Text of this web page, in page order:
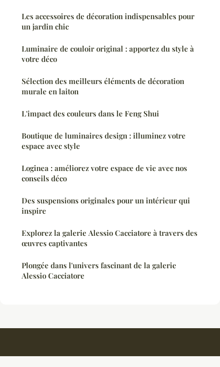
Les accessoires de décoration indispensables pour
un jardin chic
Luminaire de couloir original : apportez du style à
votre déco
Sélection des meilleurs éléments de décoration
murale en laiton
L'impact des couleurs dans le Feng Shui
Boutique de luminaires design : illuminez votre
espace avec style
Loginea : améliorez votre espace de vie avec nos
conseils déco
Des suspensions originales pour un intérieur qui
inspire
Explorez la galerie Alessio Cacciatore à travers des
œuvres captivantes
Plongée dans l'univers fascinant de la galerie
Alessio Cacciatore
Ambiancedouce